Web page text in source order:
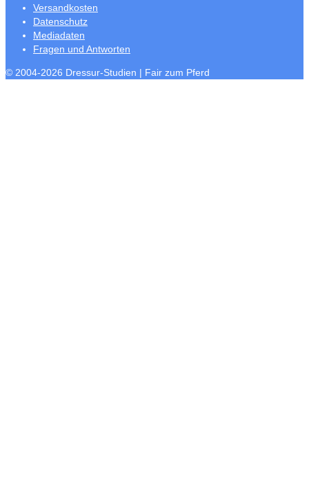
Versandkosten
Datenschutz
Mediadaten
Fragen und Antworten
© 2004-2026 Dressur-Studien | Fair zum Pferd